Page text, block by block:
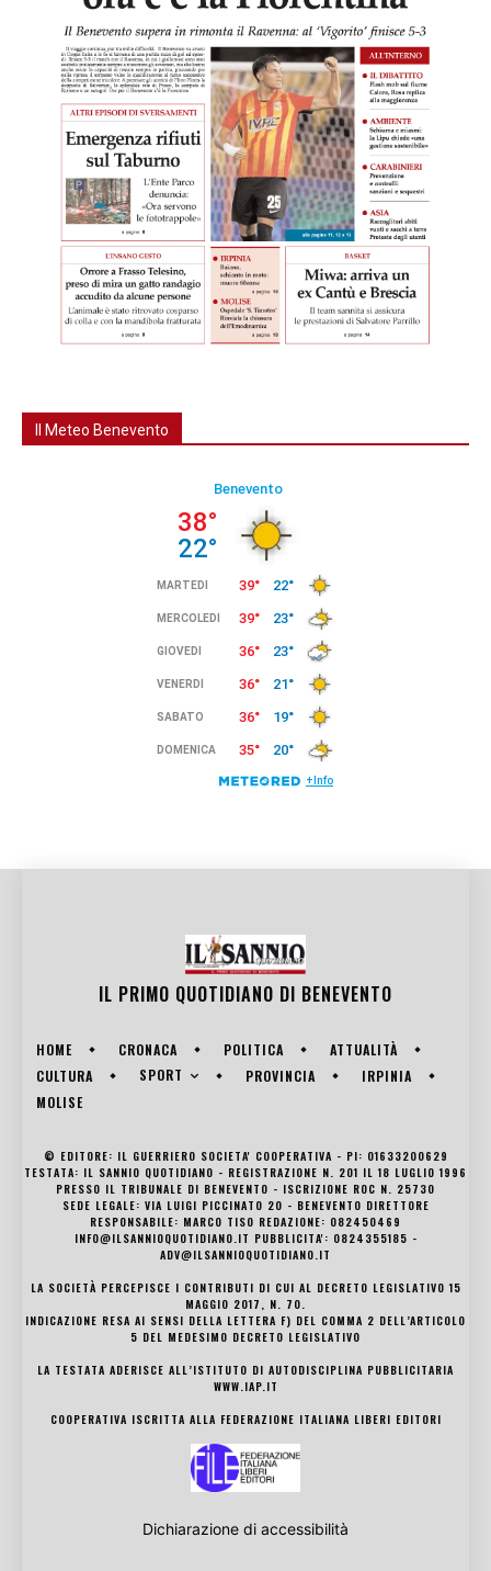
Il Meteo Benevento
IL PRIMO QUOTIDIANO DI BENEVENTO
HOME CRONACA POLITICA
ATTUALITÀ
CULTURA
SPORT PROVINCIA
IRPINIA
MOLISE
© EDITORE: IL GUERRIERO SOCIETA' COOPERATIVA - PI: 01633200629
TESTATA: IL SANNIO QUOTIDIANO - REGISTRAZIONE N. 201 IL 18 LUGLIO 1996
PRESSO IL TRIBUNALE DI BENEVENTO - ISCRIZIONE ROC N. 25730
SEDE LEGALE: VIA LUIGI PICCINATO 20 - BENEVENTO DIRETTORE
RESPONSABILE: MARCO TISO REDAZIONE: 082450469
INFO@ILSANNIOQUOTIDIANO.IT PUBBLICITA': 0824355185 -
ADV@ILSANNIOQUOTIDIANO.IT
LA SOCIETÀ PERCEPISCE I CONTRIBUTI DI CUI AL DECRETO LEGISLATIVO 15
MAGGIO 2017, N. 70.
INDICAZIONE RESA AI SENSI DELLA LETTERA F) DEL COMMA 2 DELL’ARTICOLO
5 DEL MEDESIMO DECRETO LEGISLATIVO
LA TESTATA ADERISCE ALL’ISTITUTO DI AUTODISCIPLINA PUBBLICITARIA
WWW.IAP.IT
COOPERATIVA ISCRITTA ALLA FEDERAZIONE ITALIANA LIBERI EDITORI
Dichiarazione di accessibilità